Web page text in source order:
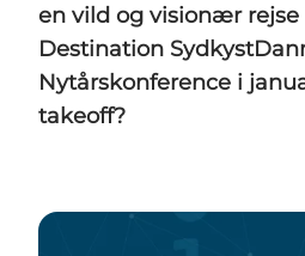
en vild og visionær
Destination
Nytårskonference i
takeoff?